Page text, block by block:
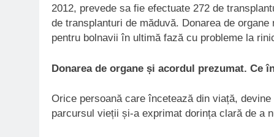
2012, prevede sa fie efectuate 272 de
de transplanturi de măduvă. Donarea de
pentru bolnavii în ultimă fază cu probleme la
Donarea de organe și acordul prezumat. Ce
Orice persoană care încetează din viață,
parcursul vieții și-a exprimat dorința clară de a